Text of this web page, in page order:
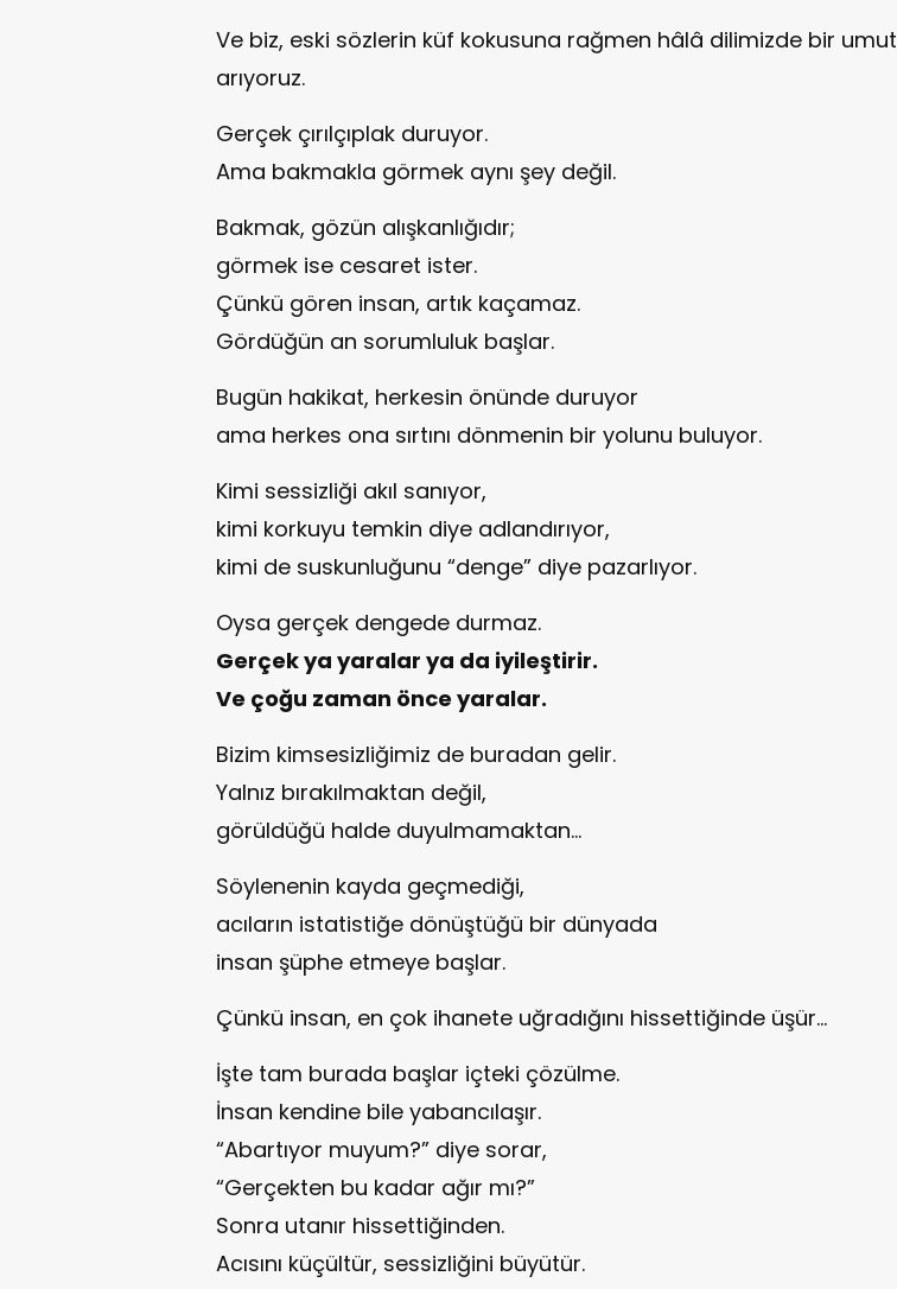
Ve biz, eski sözlerin küf kokusuna rağmen hâlâ dilimizde bir umut
arıyoruz.
Gerçek çırılçıplak duruyor.
Ama bakmakla görmek aynı şey değil.
Bakmak, gözün alışkanlığıdır;
görmek ise cesaret ister.
Çünkü gören insan, artık kaçamaz.
Gördüğün an sorumluluk başlar.
Bugün hakikat, herkesin önünde duruyor
ama herkes ona sırtını dönmenin bir yolunu buluyor.
Kimi sessizliği akıl sanıyor,
kimi korkuyu temkin diye adlandırıyor,
kimi de suskunluğunu “denge” diye pazarlıyor.
Oysa gerçek dengede durmaz.
Gerçek ya yaralar ya da iyileştirir.
Ve çoğu zaman önce yaralar.
Bizim kimsesizliğimiz de buradan gelir.
Yalnız bırakılmaktan değil,
görüldüğü halde duyulmamak­tan…
Söylenenin kayda geçmediği,
acıların istatistiğe dönüştüğü bir dünyada
insan şüphe etmeye başlar.
Çünkü insan, en çok ihanete uğradığını hissettiğinde üşür…
İşte tam burada başlar içteki çözülme.
İnsan kendine bile yabancılaşır.
“Abartıyor muyum?” diye sorar,
“Gerçekten bu kadar ağır mı?”
Sonra utanır hissettiğinden.
Acısını küçültür, sessizliğini büyütür.